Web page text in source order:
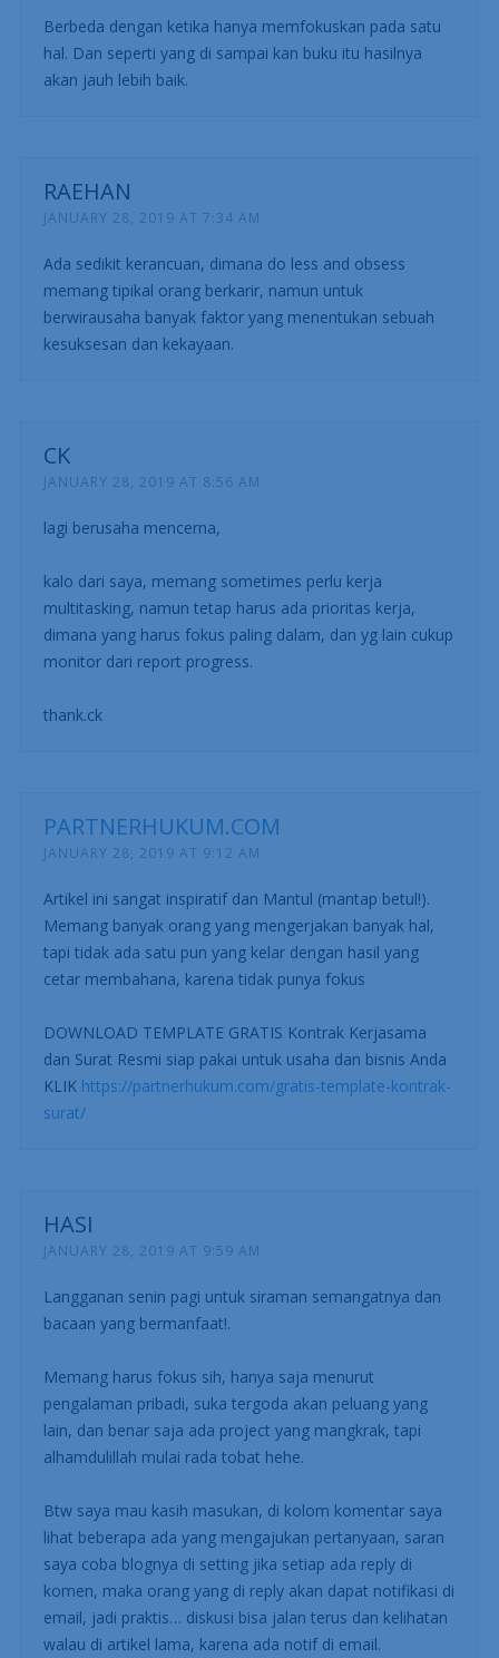
Berbeda dengan ketika hanya memfokuskan pada satu
hal. Dan seperti yang di sampai kan buku itu hasilnya
akan jauh lebih baik.
RAEHAN
JANUARY 28, 2019 AT 7:34 AM
Ada sedikit kerancuan, dimana do less and obsess
memang tipikal orang berkarir, namun untuk
berwirausaha banyak faktor yang menentukan sebuah
kesuksesan dan kekayaan.
CK
JANUARY 28, 2019 AT 8:56 AM
lagi berusaha mencerna,
kalo dari saya, memang sometimes perlu kerja
multitasking, namun tetap harus ada prioritas kerja,
dimana yang harus fokus paling dalam, dan yg lain cukup
monitor dari report progress.
thank.ck
PARTNERHUKUM.COM
JANUARY 28, 2019 AT 9:12 AM
Artikel ini sangat inspiratif dan Mantul (mantap betul!).
Memang banyak orang yang mengerjakan banyak hal,
tapi tidak ada satu pun yang kelar dengan hasil yang
cetar membahana, karena tidak punya fokus
DOWNLOAD TEMPLATE GRATIS Kontrak Kerjasama
dan Surat Resmi siap pakai untuk usaha dan bisnis Anda
KLIK https://partnerhukum.com/gratis-template-kontrak-
surat/
HASI
JANUARY 28, 2019 AT 9:59 AM
Langganan senin pagi untuk siraman semangatnya dan
bacaan yang bermanfaat!.
Memang harus fokus sih, hanya saja menurut
pengalaman pribadi, suka tergoda akan peluang yang
lain, dan benar saja ada project yang mangkrak, tapi
alhamdulillah mulai rada tobat hehe.
Btw saya mau kasih masukan, di kolom komentar saya
lihat beberapa ada yang mengajukan pertanyaan, saran
saya coba blognya di setting jika setiap ada reply di
komen, maka orang yang di reply akan dapat notifikasi di
email, jadi praktis… diskusi bisa jalan terus dan kelihatan
walau di artikel lama, karena ada notif di email.